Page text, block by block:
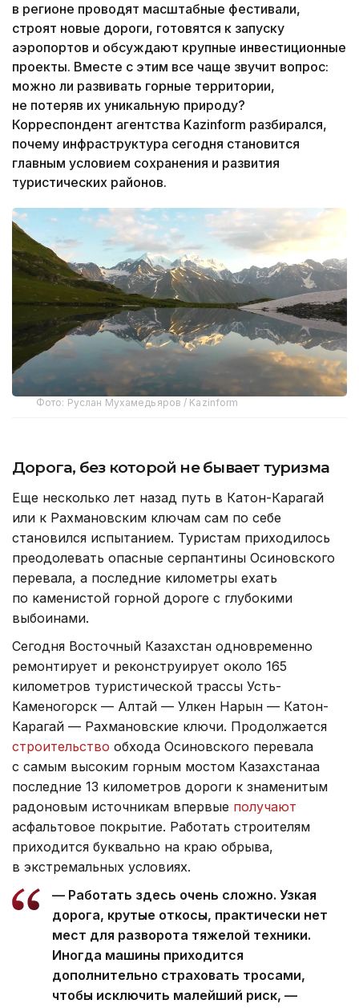
в регионе проводят масштабные фестивали,
строят новые дороги, готовятся к запуску
аэропортов и обсуждают крупные инвестиционные
проекты. Вместе с этим все чаще звучит вопрос:
можно ли развивать горные территории,
не потеряв их уникальную природу?
Корреспондент агентства Kazinform разбирался,
почему инфраструктура сегодня становится
главным условием сохранения и развития
туристических районов.
Фото: Руслан Мухамедьяров / Kazinform
Дорога, без которой не бывает туризма
Еще несколько лет назад путь в Катон-Карагай
или к Рахмановским ключам сам по себе
становился испытанием. Туристам приходилось
преодолевать опасные серпантины Осиновского
перевала, а последние километры ехать
по каменистой горной дороге с глубокими
выбоинами.
Сегодня Восточный Казахстан одновременно
ремонтирует и реконструирует около 165
километров туристической трассы Усть-
Каменогорск — Алтай — Улкен Нарын — Катон-
Карагай — Рахмановские ключи. Продолжается
строительство обхода Осиновского перевала
с самым высоким горным мостом Казахстанаа
последние 13 километров дороги к знаменитым
радоновым источникам впервые получают
асфальтовое покрытие. Работать строителям
приходится буквально на краю обрыва,
в экстремальных условиях.
— Работать здесь очень сложно. Узкая
дорога, крутые откосы, практически нет
мест для разворота тяжелой техники.
Иногда машины приходится
дополнительно страховать тросами,
чтобы исключить малейший риск, —